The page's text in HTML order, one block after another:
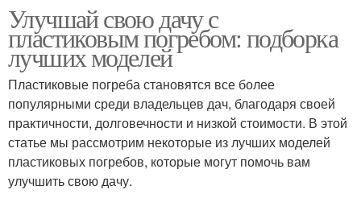
Улучшай свою дачу с
пластиковым погребом: подборка
лучших моделей
Пластиковые погреба становятся все более
популярными среди владельцев дач, благодаря своей
практичности, долговечности и низкой стоимости. В этой
статье мы рассмотрим некоторые из лучших моделей
пластиковых погребов, которые могут помочь вам
улучшить свою дачу.